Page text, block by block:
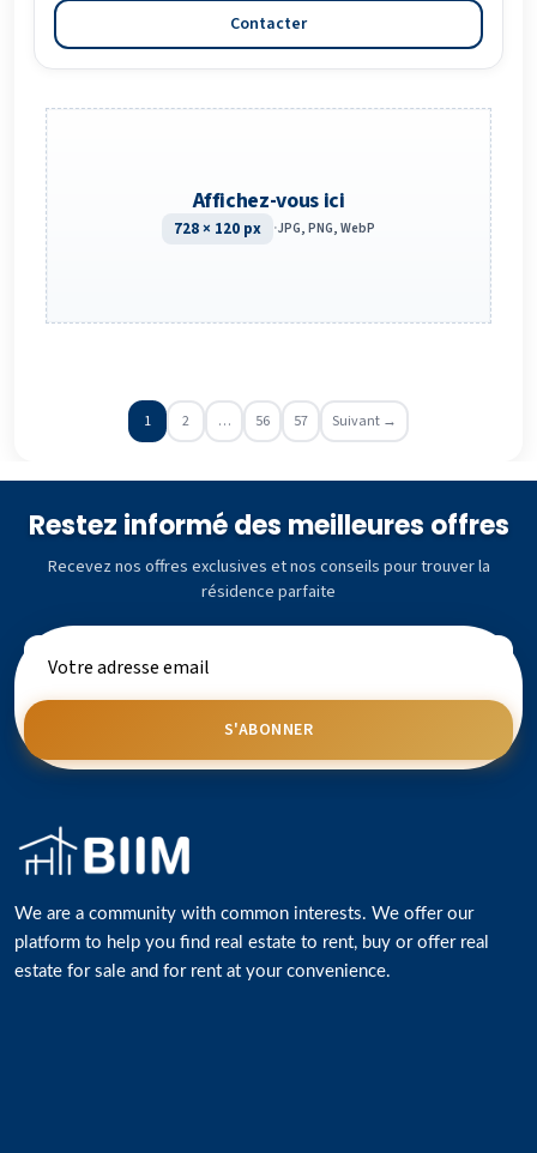
Contacter
Affichez-vous ici
728 × 120 px ·JPG, PNG, WebP
1 2 … 56 57 Suivant →
Restez informé des meilleures offres
Recevez nos offres exclusives et nos conseils pour trouver la
résidence parfaite
S'ABONNER
We are a community with common interests. We offer our
platform to help you find real estate to rent, buy or offer real
estate for sale and for rent at your convenience.